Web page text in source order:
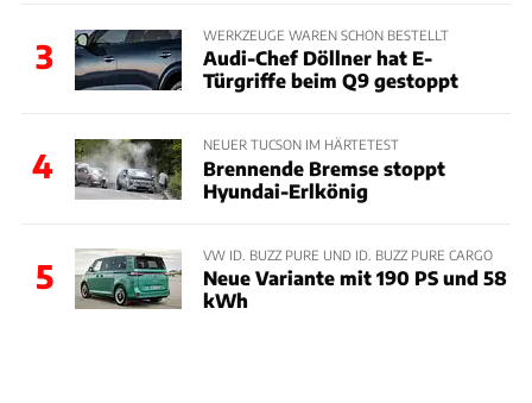
3
WERKZEUGE WAREN SCHON BESTELLT
Audi-Chef Döllner hat E-
Türgriffe beim Q9 gestoppt
4
NEUER TUCSON IM HÄRTETEST
Brennende Bremse stoppt
Hyundai-Erlkönig
5
VW ID. BUZZ PURE UND ID. BUZZ PURE CARGO
Neue Variante mit 190 PS und 58
kWh